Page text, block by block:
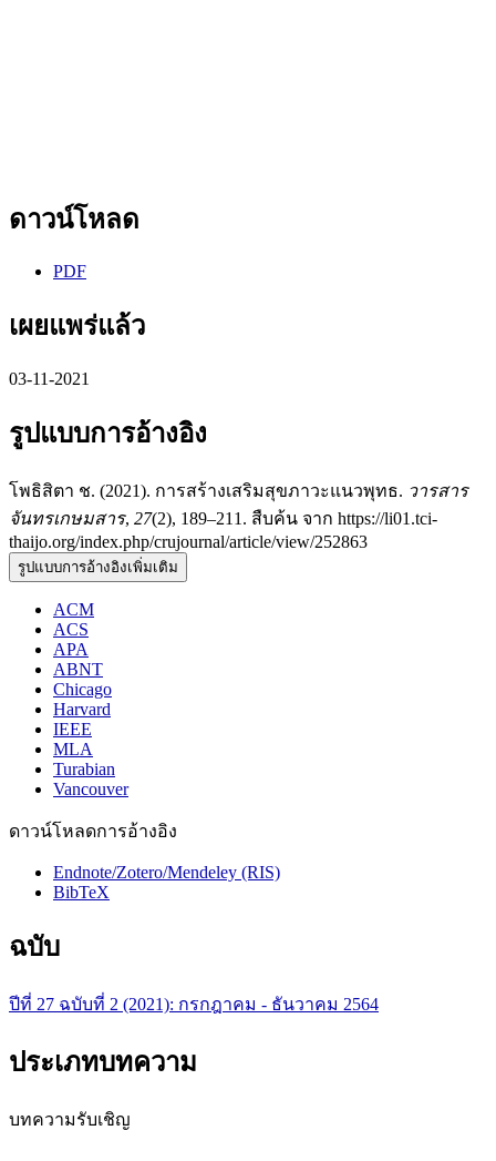
ดาวน์โหลด
PDF
เผยแพร่แล้ว
03-11-2021
รูปแบบการอ้างอิง
โพธิสิตา ช. (2021). การสร้างเสริมสุขภาวะแนวพุทธ. วารสาร
จันทรเกษมสาร, 27(2), 189–211. สืบค้น จาก https://li01.tci-
thaijo.org/index.php/crujournal/article/view/252863
รูปแบบการอ้างอิงเพิ่มเติม
ACM
ACS
APA
ABNT
Chicago
Harvard
IEEE
MLA
Turabian
Vancouver
ดาวน์โหลดการอ้างอิง
Endnote/Zotero/Mendeley (RIS)
BibTeX
ฉบับ
ปีที่ 27 ฉบับที่ 2 (2021): กรกฎาคม - ธันวาคม 2564
ประเภทบทความ
บทความรับเชิญ